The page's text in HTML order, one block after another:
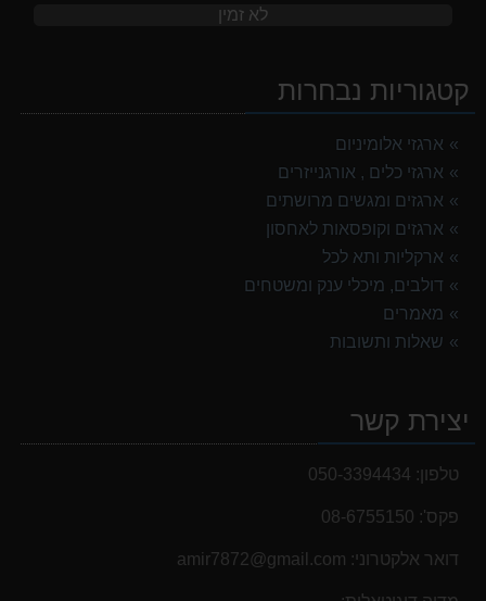
לא זמין
קטגוריות נבחרות
ארגזי אלומיניום
ארגזי כלים , אורגנייזרים
ארגזים ומגשים מרושתים
ארגזים וקופסאות לאחסון
ארקליות ותא לכל
דולבים, מיכלי ענק ומשטחים
מאמרים
שאלות ותשובות
יצירת קשר
טלפון: 050-3394434
פקס': 08-6755150
דואר אלקטרוני: ‫amir7872@gmail.com‬